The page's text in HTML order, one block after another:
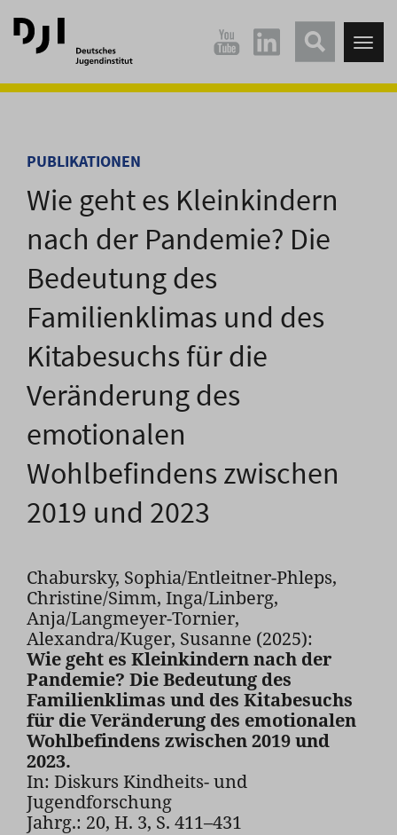
Direkt
zum
Hauptinhalt
Direkt
zum
Hauptmenü
PUBLIKATIONEN
Wie geht es Kleinkindern
nach der Pandemie? Die
Bedeutung des
Familienklimas und des
Kitabesuchs für die
Veränderung des
emotionalen
Wohlbefindens zwischen
2019 und 2023
Chabursky, Sophia/Entleitner-Phleps,
Christine/Simm, Inga/Linberg,
Anja/Langmeyer-Tornier,
Alexandra/Kuger, Susanne (2025):
Wie geht es Kleinkindern nach der
Pandemie? Die Bedeutung des
Familienklimas und des Kitabesuchs
für die Veränderung des emotionalen
Wohlbefindens zwischen 2019 und
2023.
In: Diskurs Kindheits- und
Jugendforschung
Jahrg.: 20, H. 3, S. 411–431